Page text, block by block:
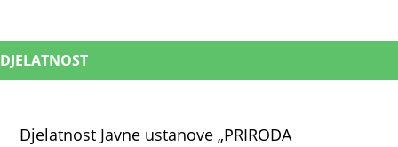
DJELATNOST
Djelatnost Javne ustanove „PRIRODA